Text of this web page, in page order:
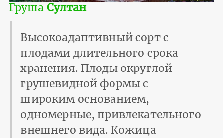
Груша Султан
Высокоадаптивный сорт с
плодами длительного срока
хранения. Плоды округлой
грушевидной формы с
широким основанием,
одномерные, привлекательного
внешнего вида. Кожица